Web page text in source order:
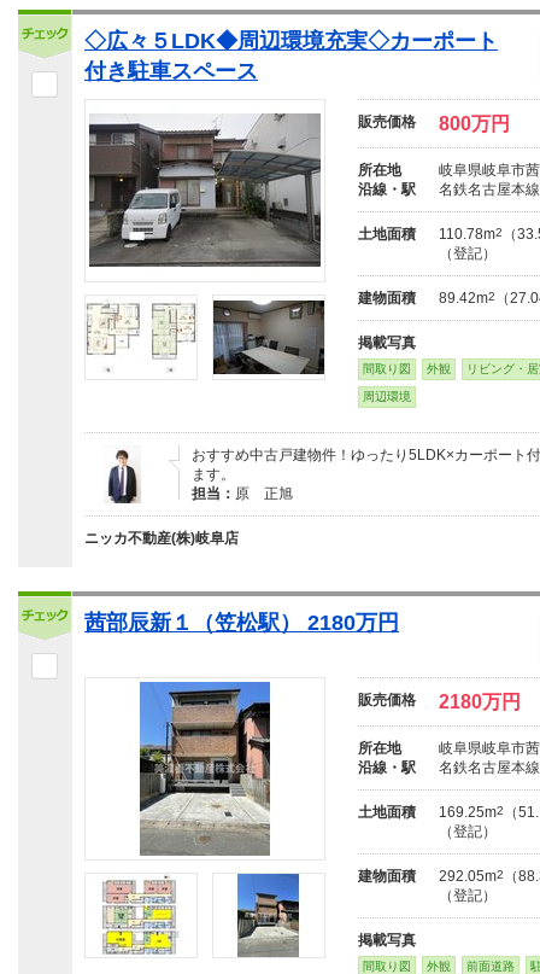
◇広々５LDK◆周辺環境充実◇カーポート
付き駐車スペース
販売価格 800万円
所在地
岐阜県岐阜市
沿線・駅
名鉄名古屋本
土地面積 110.78m2
（
（登記）
建物面積 89.42m2 （
掲載写真
間取り図 外観 リビング・
周辺環境
おすすめ中古戸建物件！ゆったり5LDK×カーポート
ます。
担当： 原 正旭
ニッカ不動産(株)岐阜店
茜部辰新１（笠松駅） 2180万円
販売価格 2180万円
所在地
岐阜県岐阜市
沿線・駅
名鉄名古屋本
土地面積 169.25m2
（
（登記）
建物面積 292.05m2
（
（登記）
掲載写真
間取り図 外観 前面道路